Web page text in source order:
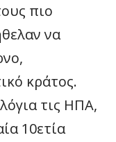
πιο
να
κράτος.
τις ΗΠΑ,
10ετία